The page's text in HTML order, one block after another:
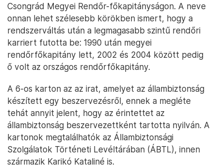
Csongrád Megyei Rendőr-főkapitányságon. A neve
onnan lehet szélesebb körökben ismert, hogy a
rendszerváltás után a legmagasabb szintű rendőri
karriert futotta be: 1990 után megyei
rendőrfőkapitány lett, 2002 és 2004 között pedig
ő volt az országos rendőrfőkapitány.
A 6-os karton az az irat, amelyet az állambiztonság
készített egy beszervezésről, ennek a megléte
tehát annyit jelent, hogy az érintettet az
állambiztonság beszervezettként tartotta nyilván. A
kartonok megtalálhatók az Állambiztonsági
Szolgálatok Történeti Levéltárában (ÁBTL), innen
származik Karikó Kataliné is.